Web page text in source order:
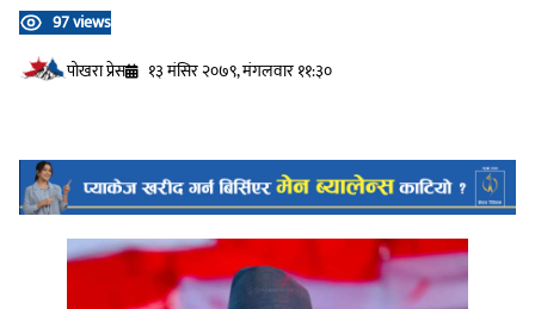
97 views
प‍ोखरा प्रेस
१३ मंसिर २०७९, मंगलवार ११:३०